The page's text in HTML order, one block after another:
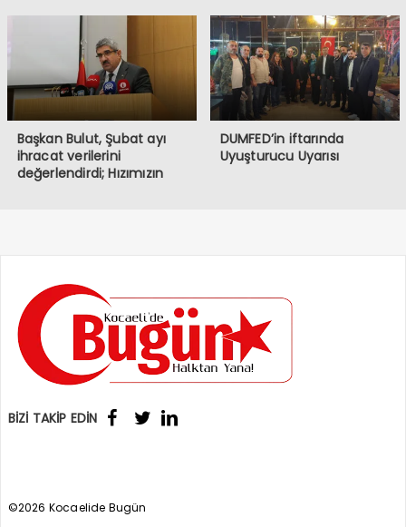
Halkın İradesine
Müdahaledir”
Başkan Bulut, Şubat ayı
ihracat verilerini
değerlendirdi; Hızımızın
DUMFED’in iftarında
Uyuşturucu Uyarısı
BİZİ TAKİP EDİN
©2026 Kocaelide Bugün